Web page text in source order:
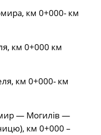
км 0+000- км
км 0+000 км
км 0+000- км
— Могилів —
км 0+000 –